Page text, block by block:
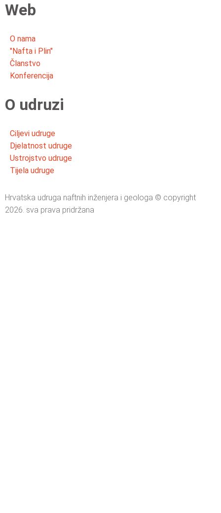
Web
O nama
"Nafta i Plin"
Članstvo
Konferencija
O udruzi
Ciljevi udruge
Djelatnost udruge
Ustrojstvo udruge
Tijela udruge
Hrvatska udruga naftnih inženjera i geologa © copyright
2026. sva prava pridržana